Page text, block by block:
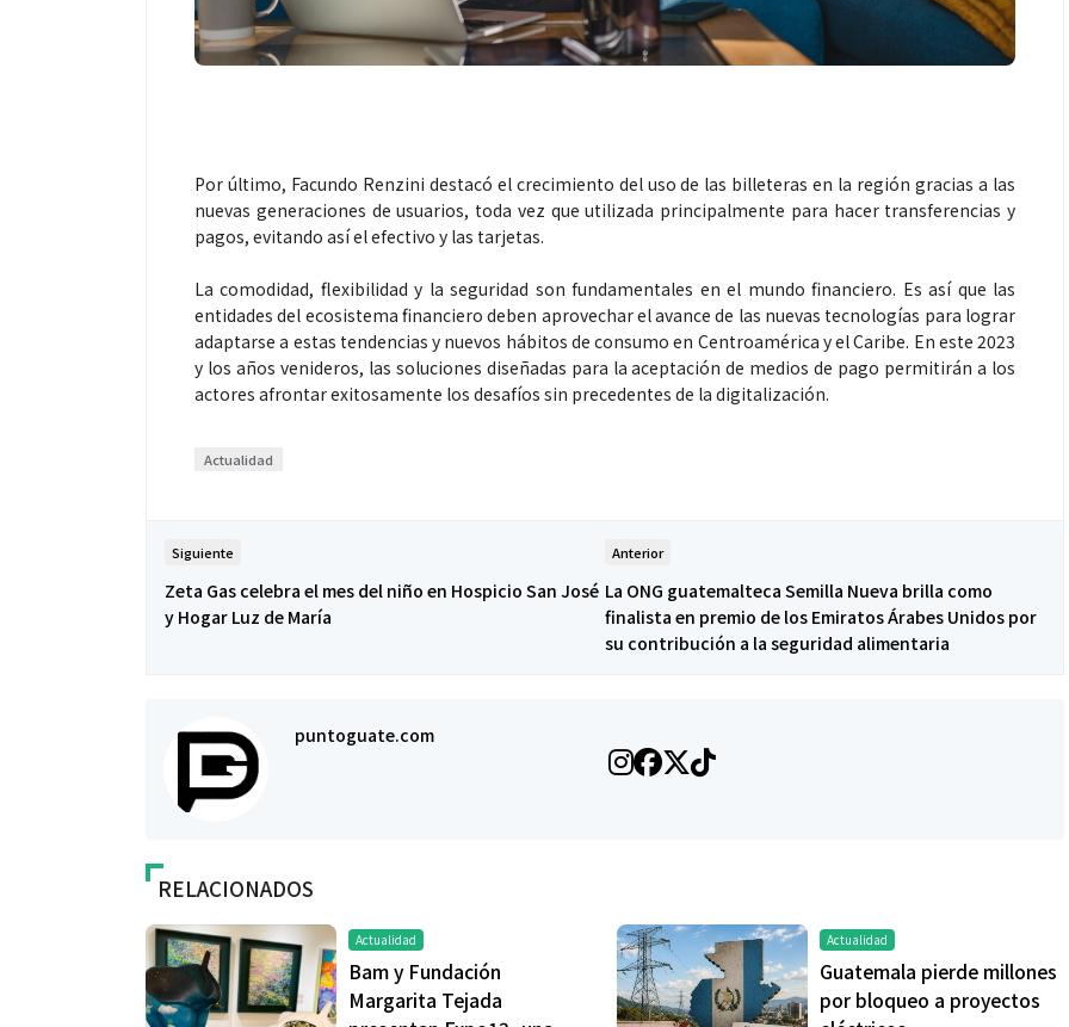
Por último, Facundo Renzini destacó el crecimiento del uso de las billeteras en la región gracias a las
nuevas generaciones de usuarios, toda vez que utilizada principalmente para hacer transferencias y
pagos, evitando así el efectivo y las tarjetas.
La comodidad, flexibilidad y la seguridad son fundamentales en el mundo financiero. Es así que las
entidades del ecosistema financiero deben aprovechar el avance de las nuevas tecnologías para lograr
adaptarse a estas tendencias y nuevos hábitos de consumo en Centroamérica y el Caribe. En este 2023
y los años venideros, las soluciones diseñadas para la aceptación de medios de pago permitirán a los
actores afrontar exitosamente los desafíos sin precedentes de la digitalización.
Actualidad
Siguiente
Zeta Gas celebra el mes del niño en Hospicio San José
y Hogar Luz de María
Anterior
La ONG guatemalteca Semilla Nueva brilla como
finalista en premio de los Emiratos Árabes Unidos por
su contribución a la seguridad alimentaria
puntoguate.com
RELACIONADOS
Actualidad
Bam y Fundación
Margarita Tejada
Actualidad
Guatemala pierde millones
por bloqueo a proyectos